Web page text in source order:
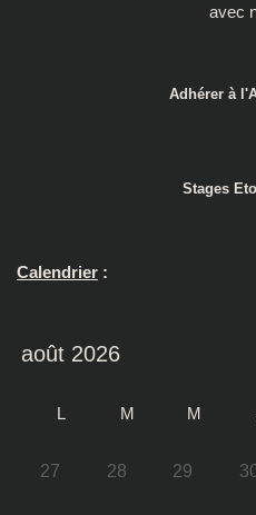
avec
Adhérer à
Stages
Calendrier :
L M M
27 28 29